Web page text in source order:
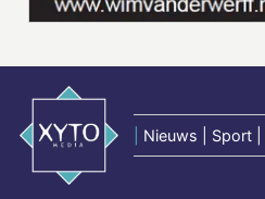
Nieuws | Sport |